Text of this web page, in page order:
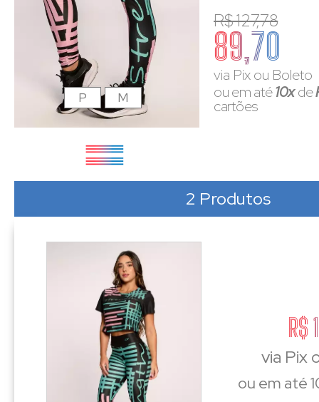
R$ 127,78
89,70
via Pix ou Boleto
ou em até10xde
cartões
P M
2 Produtos
R$
via Pix
ou em até